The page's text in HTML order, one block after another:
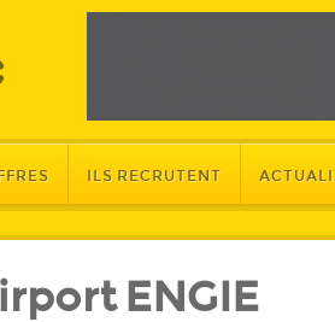
ILS RECRUTENT
ENGIE